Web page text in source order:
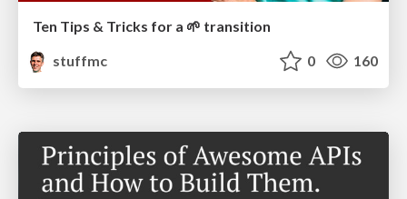
Ten Tips & Tricks for a 🌱 transition
stuffmc
0 160